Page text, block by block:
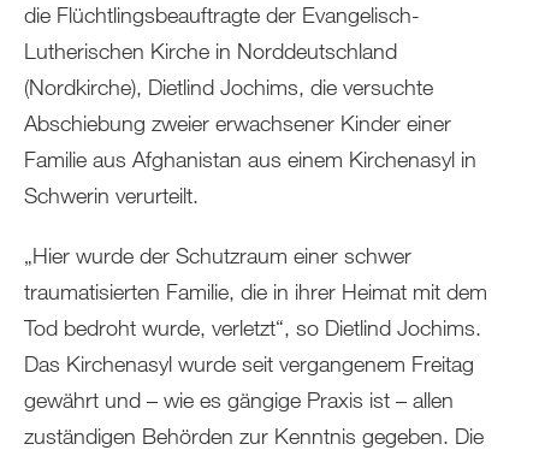
die Flüchtlingsbeauftragte der Evangelisch-
Lutherischen Kirche in Norddeutschland
(Nordkirche), Dietlind Jochims, die versuchte
Abschiebung zweier erwachsener Kinder einer
Familie aus Afghanistan aus einem Kirchenasyl in
Schwerin verurteilt.
„Hier wurde der Schutzraum einer schwer
traumatisierten Familie, die in ihrer Heimat mit dem
Tod bedroht wurde, verletzt“, so Dietlind Jochims.
Das Kirchenasyl wurde seit vergangenem Freitag
gewährt und – wie es gängige Praxis ist – allen
zuständigen Behörden zur Kenntnis gegeben. Die